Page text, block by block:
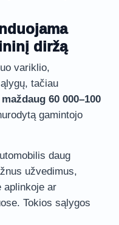
diržą
variklio,
tačiau
maždaug 60 000–100
gamintojo
daug
užvedimus,
aplinkoje ar
Tokios sąlygos